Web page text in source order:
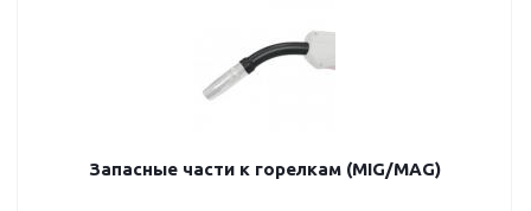
Запасные части к горелкам (MIG/MAG)